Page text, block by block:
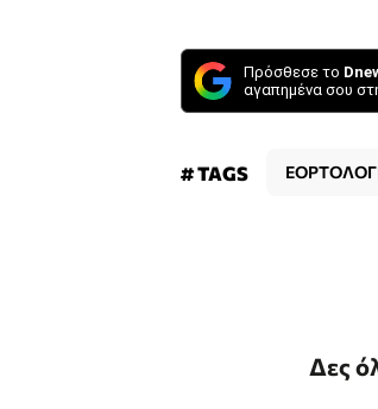
Πρόσθεσε το
αγαπημένα σου
# TAGS
Δες